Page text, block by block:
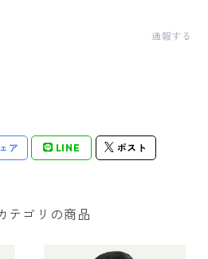
通報する
ア LINE ポスト
テゴリの商品